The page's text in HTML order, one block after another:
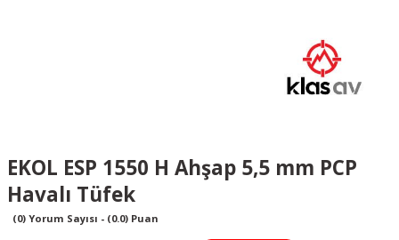
EKOL ESP 1550 H Ahşap 5,5 mm PCP
Havalı Tüfek
(0) Yorum Sayısı - (0.0) Puan